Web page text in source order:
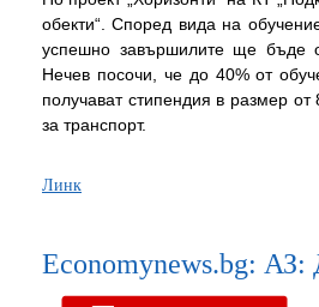
обекти“. Според вида на
успешно завършилите ще бъде
Нечев посочи, че до 40% от
получават стипендия в размер
за транспорт.
Линк
Economynews.bg: АЗ: